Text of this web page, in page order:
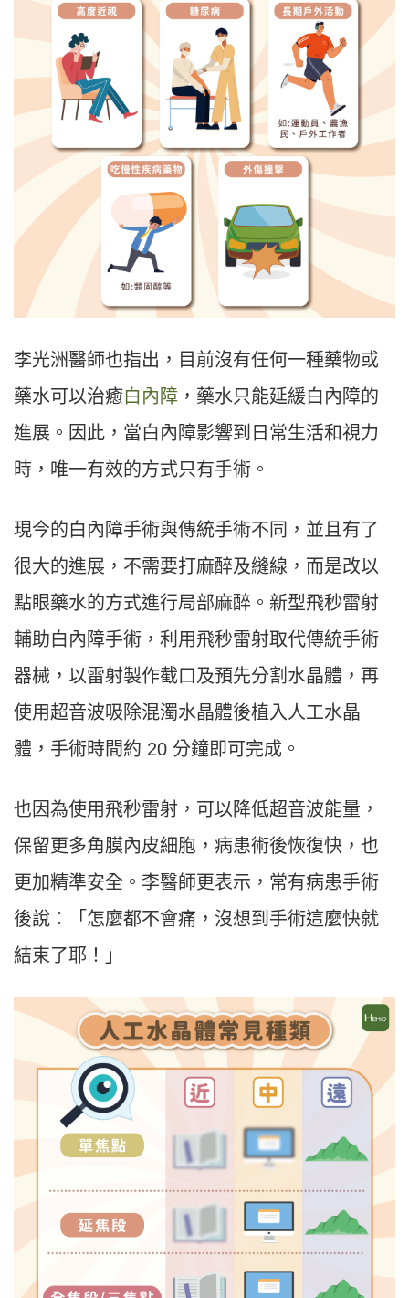
李光洲醫師也指出，目前沒有任何一種藥物或
藥水可以治癒白內障 ，藥水只能延緩白內障的
進展。因此，當白內障影響到日常生活和視力
時，唯一有效的方式只有手術。
現今的白內障手術與傳統手術不同，並且有了
很大的進展，不需要打麻醉及縫線，而是改以
點眼藥水的方式進行局部麻醉。新型飛秒雷射
輔助白內障手術，利用飛秒雷射取代傳統手術
器械，以雷射製作截口及預先分割水晶體，再
使用超音波吸除混濁水晶體後植入人工水晶
體，手術時間約 20 分鐘即可完成。
也因為使用飛秒雷射，可以降低超音波能量，
保留更多角膜內皮細胞，病患術後恢復快，也
更加精準安全。李醫師更表示，常有病患手術
後說：「怎麼都不會痛，沒想到手術這麼快就
結束了耶！」